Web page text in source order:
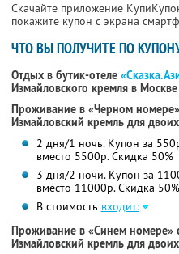
Скачайте приложение
покажите купон с экрана
ЧТО ВЫ ПОЛУЧИТЕ ПО
Отдых в бутик-отеле
Измайловского кремля в Москве
Проживание в «Черном
Измайловский кремль для двоих
2 дня/1 ночь. Купон за
вместо 5500р.Скидка 50%
3 дня/2 ночи. Купон за
вместо 11000р.Скидка 50%
В стоимость входит:
Проживание в «Синем номере»
Измайловский кремль для двоих